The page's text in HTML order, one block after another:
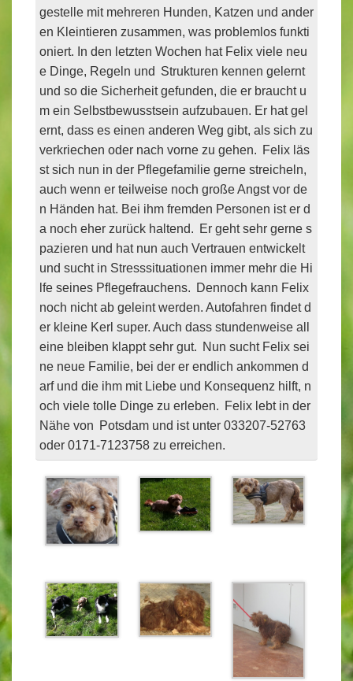
gestelle mit mehreren Hunden, Katzen und ander
en Kleintieren zusammen, was problemlos funkti
oniert. In den letzten Wochen hat Felix viele neu
e Dinge, Regeln und Strukturen kennen gelernt
und so die Sicherheit gefunden, die er braucht u
m ein Selbstbewusstsein aufzubauen. Er hat gel
ernt, dass es einen anderen Weg gibt, als sich zu
verkriechen oder nach vorne zu gehen. Felix läs
st sich nun in der Pflegefamilie gerne streicheln,
auch wenn er teilweise noch große Angst vor de
n Händen hat. Bei ihm fremden Personen ist er d
a noch eher zurück haltend. Er geht sehr gerne s
pazieren und hat nun auch Vertrauen entwickelt
und sucht in Stresssituationen immer mehr die Hi
lfe seines Pflegefrauchens. Dennoch kann Felix
noch nicht ab geleint werden. Autofahren findet d
er kleine Kerl super. Auch dass stundenweise all
eine bleiben klappt sehr gut. Nun sucht Felix sei
ne neue Familie, bei der er endlich ankommen d
arf und die ihm mit Liebe und Konsequenz hilft, n
och viele tolle Dinge zu erleben. Felix lebt in der
Nähe von Potsdam und ist unter 033207-52763
oder 0171-7123758 zu erreichen.